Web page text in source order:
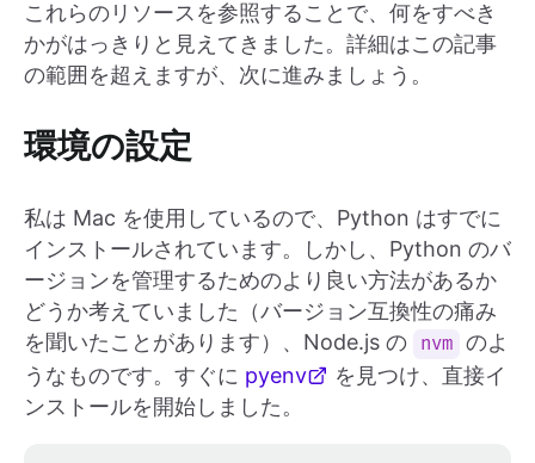
これらのリソースを参照することで、何をすべき
かがはっきりと見えてきました。詳細はこの記事
の範囲を超えますが、次に進みましょう。
環境の設定
私は Mac を使用しているので、Python はすでに
インストールされています。しかし、Python のバ
ージョンを管理するためのより良い方法があるか
どうか考えていました（バージョン互換性の痛み
を聞いたことがあります）、Node.js の
nvm のよ
うなものです。すぐに pyenv
を見つけ、直接イ
ンストールを開始しました。